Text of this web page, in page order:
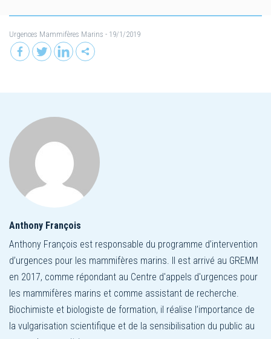
Urgences Mammifères Marins - 19/1/2019
Anthony François
Anthony François est responsable du programme d’intervention
d’urgences pour les mammifères marins. Il est arrivé au GREMM
en 2017, comme répondant au Centre d'appels d'urgences pour
les mammifères marins et comme assistant de recherche.
Biochimiste et biologiste de formation, il réalise l’importance de
la vulgarisation scientifique et de la sensibilisation du public au